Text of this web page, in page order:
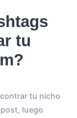
tu
tu nicho
luego